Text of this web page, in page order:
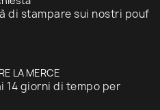
di stampare sui nostri pouf
LA MERCE
14 giorni di tempo per